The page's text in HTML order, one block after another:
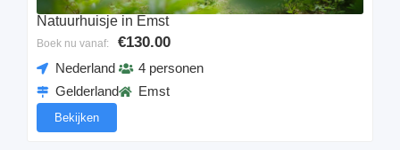
Natuurhuisje in Emst
Boek nu vanaf: €130.00
Nederland
Gelderland
4 personen
Emst
Bekijken